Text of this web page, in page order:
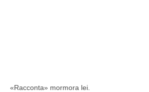
«Racconta» mormora lei.